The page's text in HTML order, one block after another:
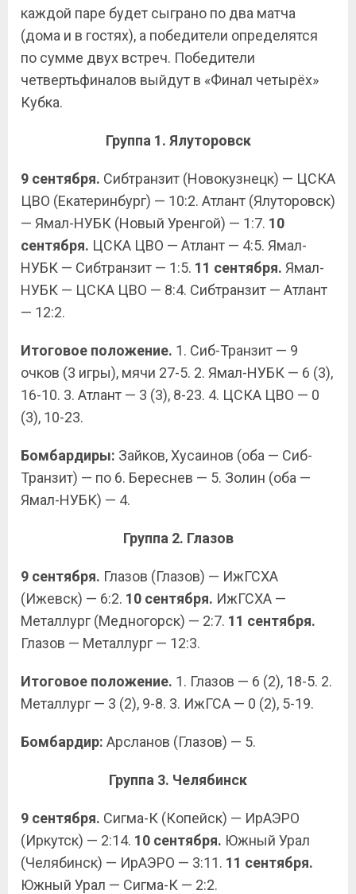
каждой паре будет сыграно по два матча
(дома и в гостях), а победители определятся
по сумме двух встреч. Победители
четвертьфиналов выйдут в «Финал четырёх»
Кубка.
Группа 1. Ялуторовск
9 сентября. Сибтранзит (Новокузнецк) — ЦСКА
ЦВО (Екатеринбург) — 10:2. Атлант (Ялуторовск)
— Ямал-НУБК (Новый Уренгой) — 1:7. 10
сентября. ЦСКА ЦВО — Атлант — 4:5. Ямал-
НУБК — Сибтранзит — 1:5. 11 сентября. Ямал-
НУБК — ЦСКА ЦВО — 8:4. Сибтранзит — Атлант
— 12:2.
Итоговое положение. 1. Сиб-Транзит — 9
очков (3 игры), мячи 27-5. 2. Ямал-НУБК — 6 (3),
16-10. 3. Атлант — 3 (3), 8-23. 4. ЦСКА ЦВО — 0
(3), 10-23.
Бомбардиры: Зайков, Хусаинов (оба — Сиб-
Транзит) — по 6. Береснев — 5. Золин (оба —
Ямал-НУБК) — 4.
Группа 2. Глазов
9 сентября. Глазов (Глазов) — ИжГСХА
(Ижевск) — 6:2. 10 сентября. ИжГСХА —
Металлург (Медногорск) — 2:7. 11 сентября.
Глазов — Металлург — 12:3.
Итоговое положение. 1. Глазов — 6 (2), 18-5. 2.
Металлург — 3 (2), 9-8. 3. ИжГСА — 0 (2), 5-19.
Бомбардир: Арсланов (Глазов) — 5.
Группа 3. Челябинск
9 сентября. Сигма-К (Копейск) — ИрАЭРО
(Иркутск) — 2:14. 10 сентября. Южный Урал
(Челябинск) — ИрАЭРО — 3:11. 11 сентября.
Южный Урал — Сигма-К — 2:2.